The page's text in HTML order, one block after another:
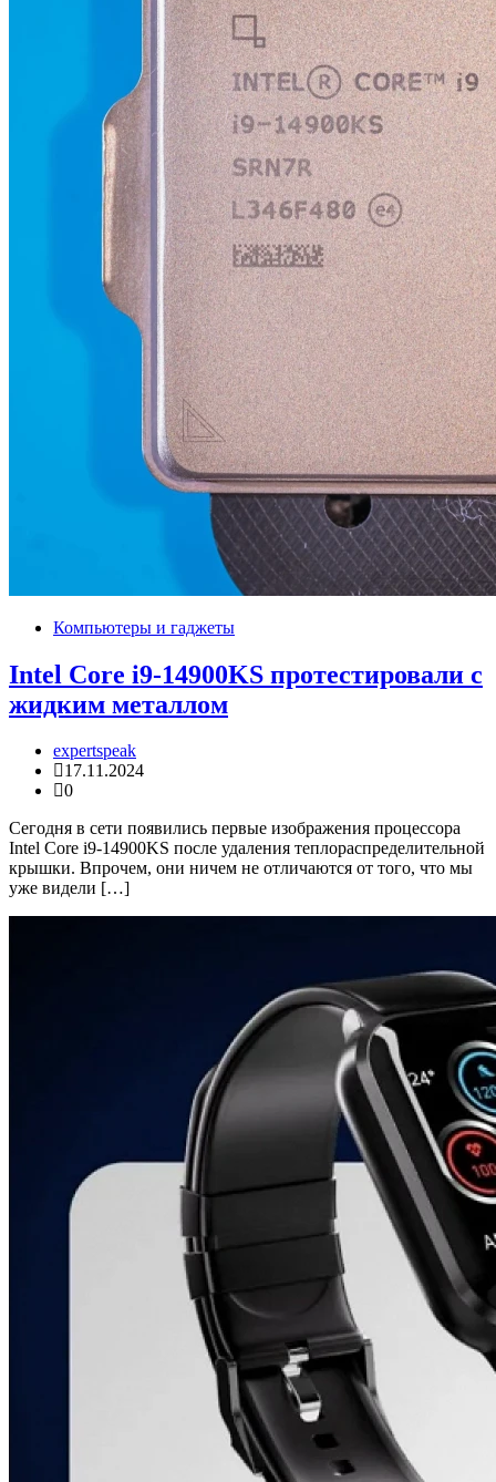
Компьютеры и гаджеты
Intel Core i9-14900KS протестировали с
жидким металлом
expertspeak
17.11.2024
0
Сегодня в сети появились первые изображения процессора
Intel Core i9-14900KS после удаления теплораспределительной
крышки. Впрочем, они ничем не отличаются от того, что мы
уже видели […]